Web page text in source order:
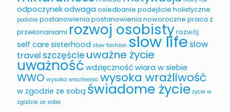
odpoczynekodwaga osiedbanie podejście holistyczne
podróże postanowienia postanowienia noworoczne praca z
przekonaniami rozwoj osobistyrozwój
self care sisterhood slow fashion slow life slow
travel szczęście uważne życie
uważność wdzięczność wiara w siebie
WWO wysoka wrazliwosc wysoka wrażliwość
w zgodzie ze sobą świadome życie życie w
zgodzie ze soba